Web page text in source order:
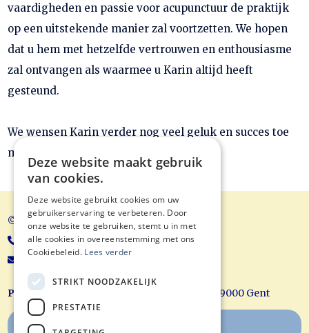
vaardigheden en passie voor acupunctuur de praktijk
op een uitstekende manier zal voortzetten. We hopen
dat u hem met hetzelfde vertrouwen en enthousiasme
zal ontvangen als waarmee u Karin altijd heeft
gesteund.
We wensen Karin verder nog veel geluk en succes toe
met alles wat ze onderneemt.
© Balans Acupunctuur
+32 9/221 70 88
Praktijk Gent: Hubert Frère Orbanlaan 625, 9000 Gent
Deze website maakt gebruik
van cookies.
Deze website gebruikt cookies om uw
gebruikerservaring te verbeteren. Door
onze website te gebruiken, stemt u in met
alle cookies in overeenstemming met ons
Cookiebeleid. Lees verder
STRIKT NOODZAKELIJK
PRESTATIE